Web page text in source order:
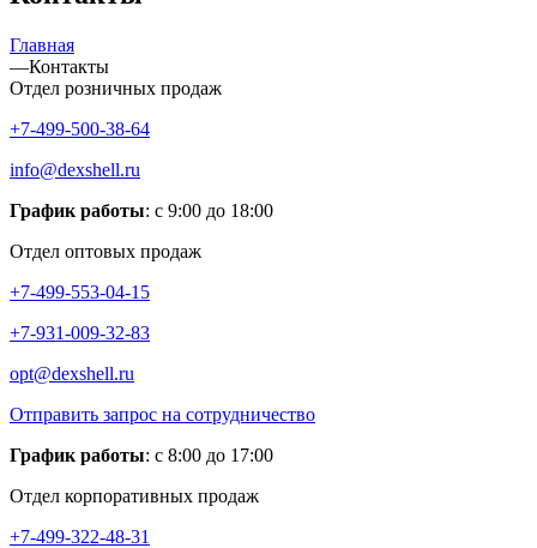
Главная
—Контакты
Отдел розничных продаж
+7-499-500-38-64
info@dexshell.ru
График работы: с 9:00 до 18:00
Отдел оптовых продаж
+7-499-553-04-15
+7-931-009-32-83
opt@dexshell.ru
Отправить запрос на сотрудничество
График работы: с 8:00 до 17:00
Отдел корпоративных продаж
+7-499-322-48-31